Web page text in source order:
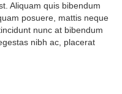
Aliquam quis bibendum
posuere, mattis neque
nunc at bibendum
nibh ac, placerat